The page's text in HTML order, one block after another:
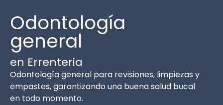
Odontología
general
en Errenteria
Odontología general para revisiones, limpiezas y
empastes, garantizando una buena salud bucal
en todo momento.